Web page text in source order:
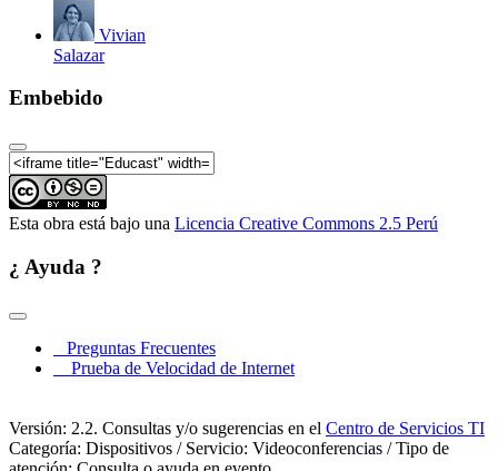
Vivian
Salazar
Embebido
Esta obra está bajo una Licencia Creative Commons 2.5 Perú
¿ Ayuda ?
Preguntas Frecuentes
Prueba de Velocidad de Internet
Versión: 2.2. Consultas y/o sugerencias en el Centro de Servicios TI
Categoría: Dispositivos / Servicio: Videoconferencias / Tipo de